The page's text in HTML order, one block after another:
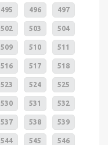
495 496 497
502 503 504
509 510 511
516 517 518
523 524 525
530 531 532
537 538 539
544 545 546